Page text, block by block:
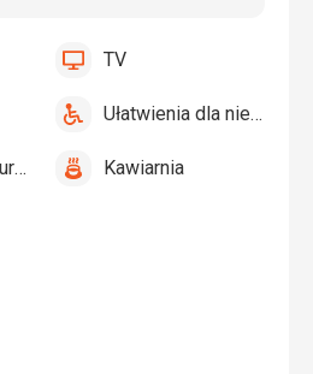
TV TV
tak
Ułatwienia
niepełnosprawnych
Ułatwienia dla niepełnosprawnych
tak
Hotelowa restauracja Kawiarnia
Kawiarnia
tak